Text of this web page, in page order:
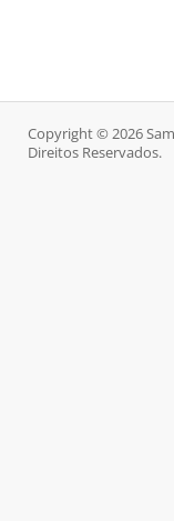
Copyright © 2026
Direitos Reservados.